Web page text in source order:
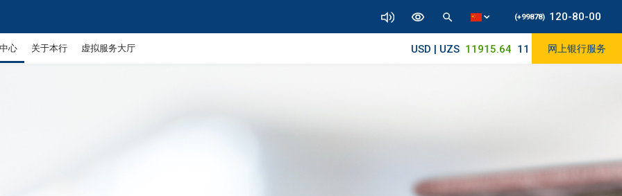
(+99878) 120-80-00
心 关于本行 虚拟服务大厅 USD | UZS 11915.64 11830/11965网上银行服务